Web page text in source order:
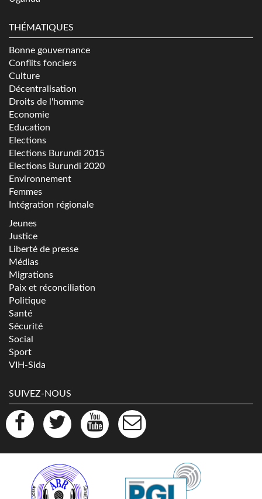
THÉMATIQUES
Bonne gouvernance
Conflits fonciers
Culture
Décentralisation
Droits de l'homme
Economie
Education
Elections
Elections Burundi 2015
Elections Burundi 2020
Environnement
Femmes
Intégration régionale
Jeunes
Justice
Liberté de presse
Médias
Migrations
Paix et réconciliation
Politique
Santé
Sécurité
Social
Sport
VIH-Sida
SUIVEZ-NOUS